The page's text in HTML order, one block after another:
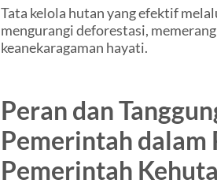
Tata kelola hutan yang efektif
mengurangi deforestasi,
keanekaragaman hayati.
Peran dan
Pemerintah dalam
Pemerintah